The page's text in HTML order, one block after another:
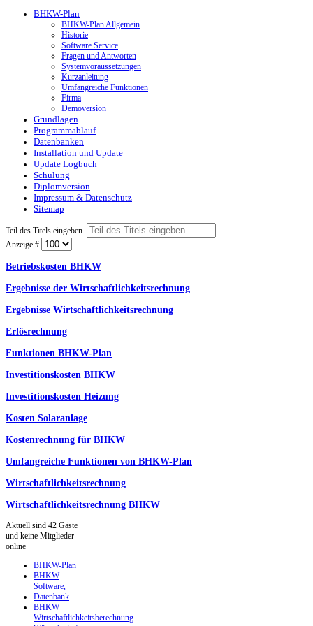
BHKW-Plan
BHKW-Plan Allgemein
Historie
Software Service
Fragen und Antworten
Systemvoraussetzungen
Kurzanleitung
Umfangreiche Funktionen
Firma
Demoversion
Grundlagen
Programmablauf
Datenbanken
Installation und Update
Update Logbuch
Schulung
Diplomversion
Impressum & Datenschutz
Sitemap
Teil des Titels eingeben
Anzeige #
Betriebskosten BHKW
Ergebnisse der Wirtschaftlichkeitsrechnung
Ergebnisse Wirtschaftlichkeitsrechnung
Erlösrechnung
Funktionen BHKW-Plan
Investitionskosten BHKW
Investitionskosten Heizung
Kosten Solaranlage
Kostenrechnung für BHKW
Umfangreiche Funktionen von BHKW-Plan
Wirtschaftlichkeitsrechnung
Wirtschaftlichkeitsrechnung BHKW
Aktuell sind 42 Gäste
und keine Mitglieder
online
BHKW-Plan
BHKW
Software,
Datenbank
BHKW
Wirtschaftlichkeitsberechnung